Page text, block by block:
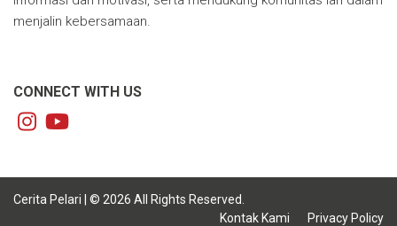
menjalin kebersamaan.
CONNECT WITH US
Cerita Pelari | © 2026 All Rights Reserved.
Kontak Kami
Privacy Policy